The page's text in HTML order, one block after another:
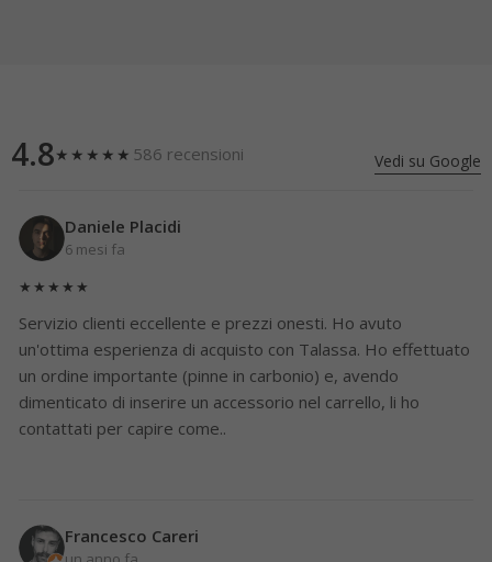
4.8★★★★★ 586 recensioni Vedi su Google
Daniele Placidi
6 mesi fa
★★★★★
Servizio clienti eccellente e prezzi onesti. Ho avuto
un'ottima esperienza di acquisto con Talassa. Ho effettuato
un ordine importante (pinne in carbonio) e, avendo
dimenticato di inserire un accessorio nel carrello, li ho
contattati per capire come..
Francesco Careri